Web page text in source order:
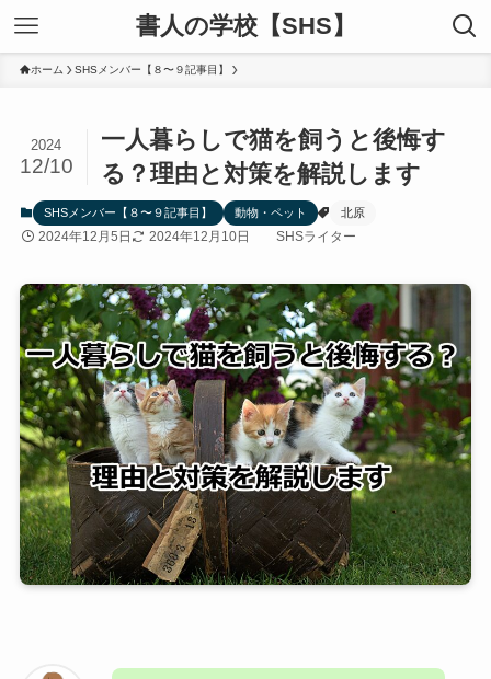
書人の学校【SHS】
ホーム SHSメンバー【８〜９記事目】
一人暮らしで猫を飼うと後悔す
る？理由と対策を解説します
2024
12/10
SHSメンバー【８〜９記事目】 動物・ペット 北原
2024年12月5日 2024年12月10日 SHSライター